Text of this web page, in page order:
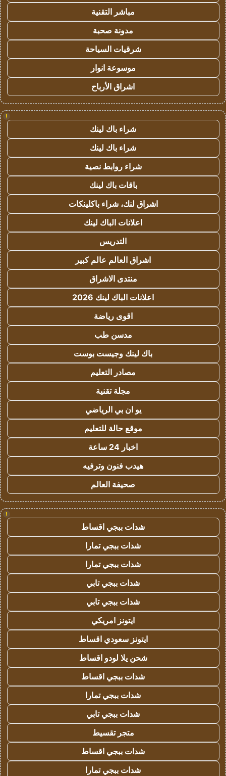
مباشر التقنية
مدونة صحبة
شرقيات السياحة
موسوعة انوار
اشراق الأرباح
!
شراء باك لينك
شراء باك لينك
شراء روابط نصية
باقات باك لينك
اشراق لنك، شراء باكلينكات
اعلانات الباك لينك
التدريس
اشراق العالم عالم كبير
منتدى الاشراق
اعلانات الباك لينك 2026
اقوى رياضة
مدسن طب
باك لينك وجيست بوست
مصادر التعليم
مجلة تقنية
يو ان بي الرياضي
موقع حالة للتعليم
اخبار 24 ساعة
هيدب فنون وترفيه
صحيفة العالم
!
شدات ببجي اقساط
شدات ببجي تمارا
شدات ببجي تمارا
شدات ببجي تابي
شدات ببجي تابي
ايتونز امريكي
ايتونز سعودي اقساط
شحن يلا لودو اقساط
شدات ببجي اقساط
شدات ببجي تمارا
شدات ببجي تابي
متجر تقسيط
شدات ببجي اقساط
شدات ببجي تمارا